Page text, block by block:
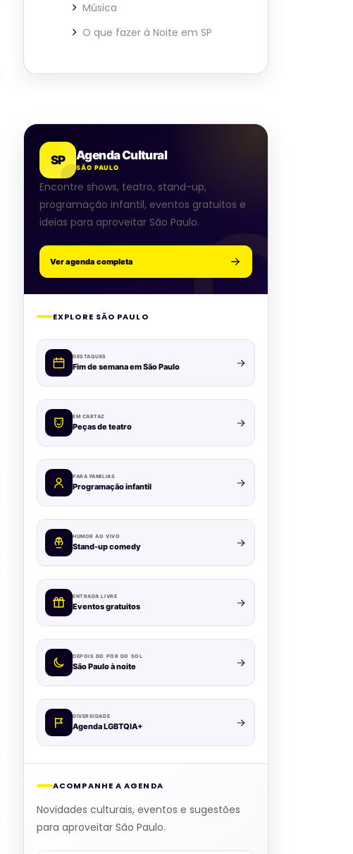
Música
O que fazer à Noite em SP
SP Agenda Cultural
SÃO PAULO
Encontre shows, teatro, stand-up,
programação infantil, eventos gratuitos e
ideias para aproveitar São Paulo.
Ver agenda completa
EXPLORE SÃO PAULO
DESTAQUES
Fim de semana em São Paulo
EM CARTAZ
Peças de teatro
PARA FAMÍLIAS
Programação infantil
HUMOR AO VIVO
Stand-up comedy
ENTRADA LIVRE
Eventos gratuitos
DEPOIS DO PÔR DO SOL
São Paulo à noite
DIVERSIDADE
Agenda LGBTQIA+
ACOMPANHE A AGENDA
Novidades culturais, eventos e sugestões
para aproveitar São Paulo.